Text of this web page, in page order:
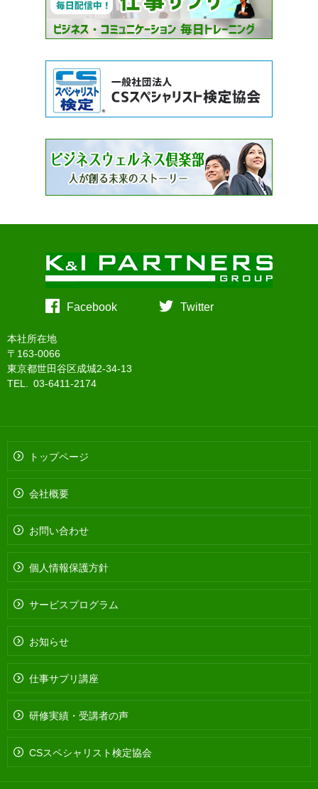
Facebook Twitter
本社所在地
〒163-0066
東京都世田谷区成城2-34-13
TEL. 03-6411-2174
トップページ
会社概要
お問い合わせ
個人情報保護方針
サービスプログラム
お知らせ
仕事サプリ講座
研修実績・受講者の声
CSスペシャリスト検定協会